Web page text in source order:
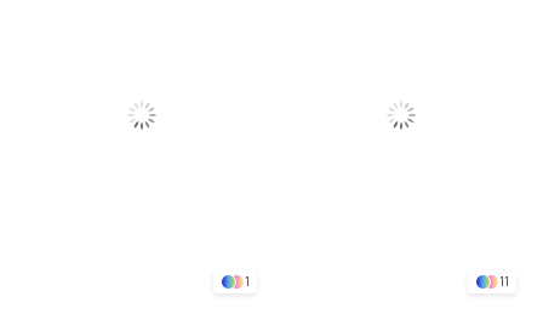
1 11